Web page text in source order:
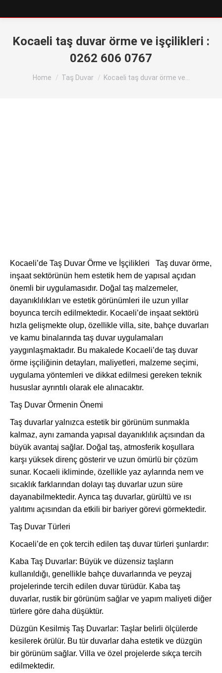
Kocaeli taş duvar örme ve işçilikleri :
0262 606 0767
You are here:
Home Taş Duvar Kocaeli taş duvar örme ve…
Kocaeli’de Taş Duvar Örme ve İşçilikleri Taş duvar örme,
inşaat sektörünün hem estetik hem de yapısal açıdan
önemli bir uygulamasıdır. Doğal taş malzemeler,
dayanıklılıkları ve estetik görünümleri ile uzun yıllar
boyunca tercih edilmektedir. Kocaeli’de inşaat sektörü
hızla gelişmekte olup, özellikle villa, site, bahçe duvarları
ve kamu binalarında taş duvar uygulamaları
yaygınlaşmaktadır. Bu makalede Kocaeli’de taş duvar
örme işçiliğinin detayları, maliyetleri, malzeme seçimi,
uygulama yöntemleri ve dikkat edilmesi gereken teknik
hususlar ayrıntılı olarak ele alınacaktır.
Taş Duvar Örmenin Önemi
Taş duvarlar yalnızca estetik bir görünüm sunmakla
kalmaz, aynı zamanda yapısal dayanıklılık açısından da
büyük avantaj sağlar. Doğal taş, atmosferik koşullara
karşı yüksek direnç gösterir ve uzun ömürlü bir çözüm
sunar. Kocaeli ikliminde, özellikle yaz aylarında nem ve
sıcaklık farklarından dolayı taş duvarlar uzun süre
dayanabilmektedir. Ayrıca taş duvarlar, gürültü ve ısı
yalıtımı açısından da etkili bir bariyer görevi görmektedir.
Taş Duvar Türleri
Kocaeli’de en çok tercih edilen taş duvar türleri şunlardır:
Kaba Taş Duvarlar: Büyük ve düzensiz taşların
kullanıldığı, genellikle bahçe duvarlarında ve peyzaj
projelerinde tercih edilen duvar türüdür. Kaba taş
duvarlar, rustik bir görünüm sağlar ve yapım maliyeti diğer
türlere göre daha düşüktür.
Düzgün Kesilmiş Taş Duvarlar: Taşlar belirli ölçülerde
kesilerek örülür. Bu tür duvarlar daha estetik ve düzgün
bir görünüm sağlar. Villa ve özel projelerde sıkça tercih
edilmektedir.